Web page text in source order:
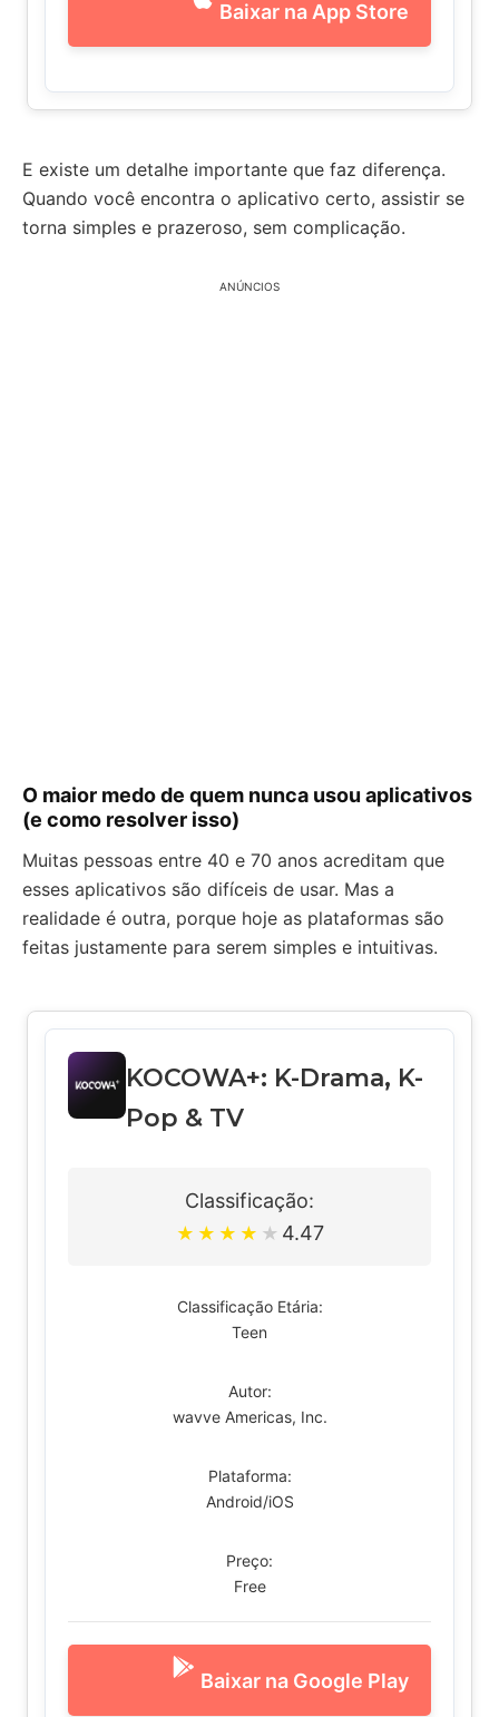
Baixar na App Store
E existe um detalhe importante que faz diferença.
Quando você encontra o aplicativo certo, assistir se
torna simples e prazeroso, sem complicação.
ANÚNCIOS
O maior medo de quem nunca usou aplicativos
(e como resolver isso)
Muitas pessoas entre 40 e 70 anos acreditam que
esses aplicativos são difíceis de usar. Mas a
realidade é outra, porque hoje as plataformas são
feitas justamente para serem simples e intuitivas.
KOCOWA+: K-Drama, K-
Pop & TV
Classificação:
★ ★ ★ ★ ★ 4.47
Classificação Etária:
Teen
Autor:
wavve Americas, Inc.
Plataforma:
Android/iOS
Preço:
Free
Baixar na Google Play